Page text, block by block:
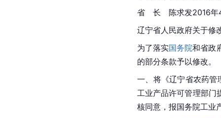
省　长　陈求发2016年
辽宁省人民政府关于修
为了落实国务院和省政
的部分条款予以修改。
一、将《辽宁省农药管
工业产品许可管理部门
核同意，报国务院工业